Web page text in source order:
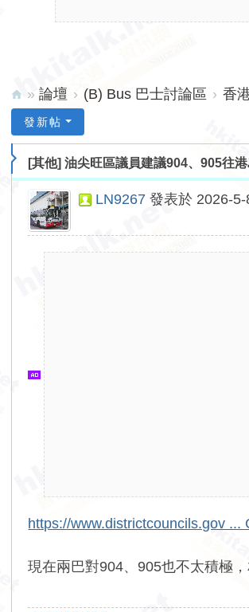
lk.
» 論壇 › (B) Bus 巴士討論區 › 香
發新帖
[其他]油尖旺區議員建議904、905往
LN9267 發表於 2026-
https://www.districtcouncils.gov ...
現在兩巴對904、905也不太積極